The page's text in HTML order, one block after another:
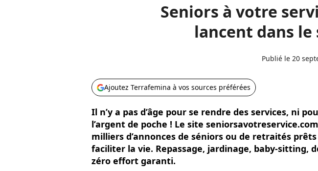
Seniors à votre
lancent dans le
Publié le 20
Ajoutez Terrafemina à vos sources préférées
Il n’y a pas d’âge pour se rendre des services, ni
l’argent de poche ! Le site
milliers d’annonces de séniors ou de retraités
faciliter la vie. Repassage, jardinage, baby-sitting,
zéro effort garanti.